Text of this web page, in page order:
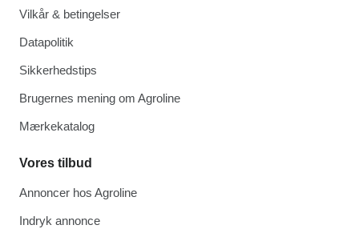
Vilkår & betingelser
Datapolitik
Sikkerhedstips
Brugernes mening om Agroline
Mærkekatalog
Vores tilbud
Annoncer hos Agroline
Indryk annonce